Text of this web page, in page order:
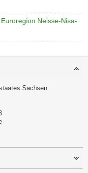
Neisse-Nisa-
Sachsen